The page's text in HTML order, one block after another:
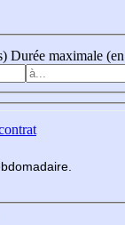
Durée maximale
madaire